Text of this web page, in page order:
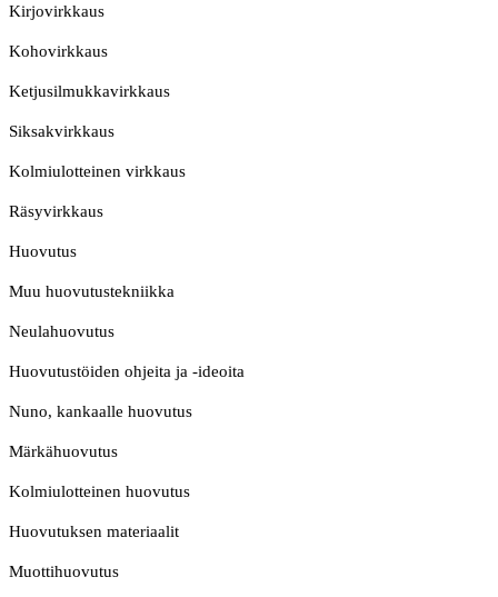
Kirjovirkkaus
Kohovirkkaus
Ketjusilmukkavirkkaus
Siksakvirkkaus
Kolmiulotteinen virkkaus
Räsyvirkkaus
Huovutus
Muu huovutustekniikka
Neulahuovutus
Huovutustöiden ohjeita ja -ideoita
Nuno, kankaalle huovutus
Märkähuovutus
Kolmiulotteinen huovutus
Huovutuksen materiaalit
Muottihuovutus